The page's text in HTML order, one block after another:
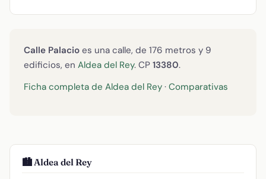
Calle Palacio es una calle, de 176 metros y 9
edificios, en Aldea del Rey. CP 13380.
Ficha completa de Aldea del Rey · Comparativas
🏙️ Aldea del Rey